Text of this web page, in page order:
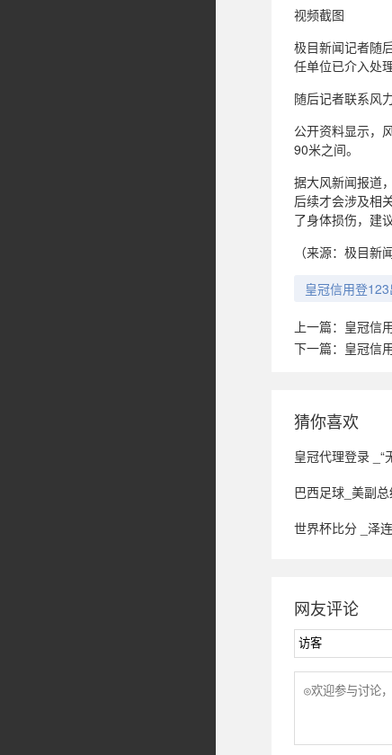
视频截图
极目新闻记者随
任单位已介入处
随后记者联系风
公开资料显示，
90米之间。
据大风新闻报道
后续才会涉及相
了身体损伤，建
（来源：极目新闻
皇冠信用登123
上一篇： 皇冠信
下一篇： 皇冠信
猜你喜欢
皇冠代理登录 _“
巴西足球_美副总统万斯：
世界杯比分 _泽连
网友评论